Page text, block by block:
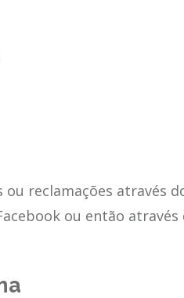
reclamações através
ou então